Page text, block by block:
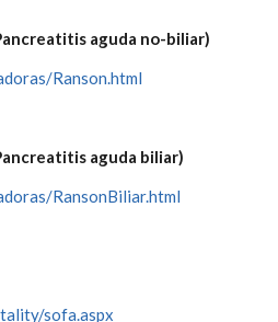
aguda no-biliar)
Ranson.html
aguda biliar)
RansonBiliar.html
sofa.aspx